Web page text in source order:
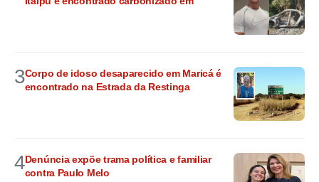
3Corpo de idoso desaparecido em Maricá é
encontrado na Estrada da Restinga
4Denúncia expõe trama política e familiar
contra Paulo Melo